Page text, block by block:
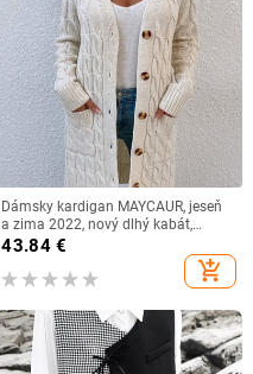
Dámsky kardigan MAYCAUR, jeseň
a zima 2022, nový dlhý kabát,
jednofarebný pletený sveter s
43.84€
add_shopping_cart